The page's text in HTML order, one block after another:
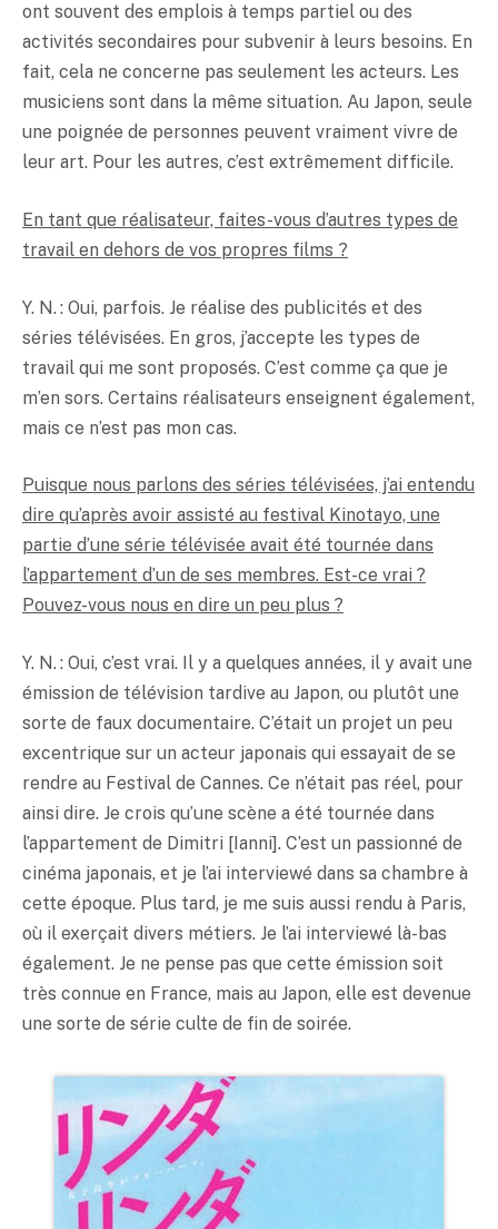
ont souvent des emplois à temps partiel ou des
activités secondaires pour subvenir à leurs besoins. En
fait, cela ne concerne pas seulement les acteurs. Les
musiciens sont dans la même situation. Au Japon, seule
une poignée de personnes peuvent vraiment vivre de
leur art. Pour les autres, c’est extrêmement difficile.
En tant que réalisateur, faites-vous d’autres types de
travail en dehors de vos propres films ?
Y. N. : Oui, parfois. Je réalise des publicités et des
séries télévisées. En gros, j’accepte les types de
travail qui me sont proposés. C’est comme ça que je
m’en sors. Certains réalisateurs enseignent également,
mais ce n’est pas mon cas.
Puisque nous parlons des séries télévisées, j’ai entendu
dire qu’après avoir assisté au festival Kinotayo, une
partie d’une série télévisée avait été tournée dans
l’appartement d’un de ses membres. Est-ce vrai ?
Pouvez-vous nous en dire un peu plus ?
Y. N. : Oui, c’est vrai. Il y a quelques années, il y avait une
émission de télévision tardive au Japon, ou plutôt une
sorte de faux documentaire. C’était un projet un peu
excentrique sur un acteur japonais qui essayait de se
rendre au Festival de Cannes. Ce n’était pas réel, pour
ainsi dire. Je crois qu’une scène a été tournée dans
l’appartement de Dimitri [Ianni]. C’est un passionné de
cinéma japonais, et je l’ai interviewé dans sa chambre à
cette époque. Plus tard, je me suis aussi rendu à Paris,
où il exerçait divers métiers. Je l’ai interviewé là-bas
également. Je ne pense pas que cette émission soit
très connue en France, mais au Japon, elle est devenue
une sorte de série culte de fin de soirée.